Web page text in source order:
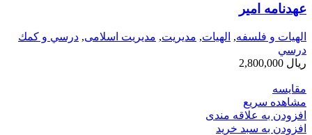
عهدنامه امیر
الهیات و فلسفه, الهيات, مديريت, مدیریت اسلامی, درسي و كمك
درسي
ریال
مقایسه
مشاهده سریع
افزودن به علاقه مندی
افزودن به سبد خرید